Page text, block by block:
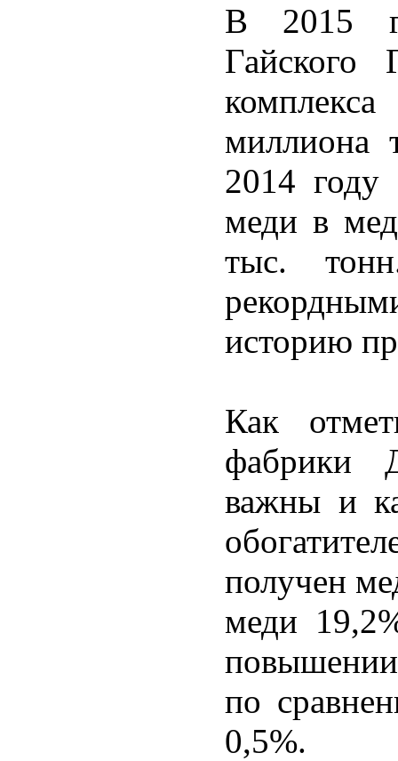
В 2015
Гайского
миллиона
2014
меди в
тыс.
историю
Как
фабрики
важны и
получен
меди
повышении
по
0,5%.